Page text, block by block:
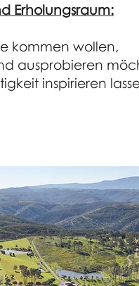
Erholungsraum:
kommen wollen,
ausprobieren
inspirieren